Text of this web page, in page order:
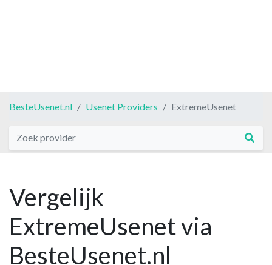
BesteUsenet.nl Usenet Providers ExtremeUsenet
Vergelijk
ExtremeUsenet via
BesteUsenet.nl